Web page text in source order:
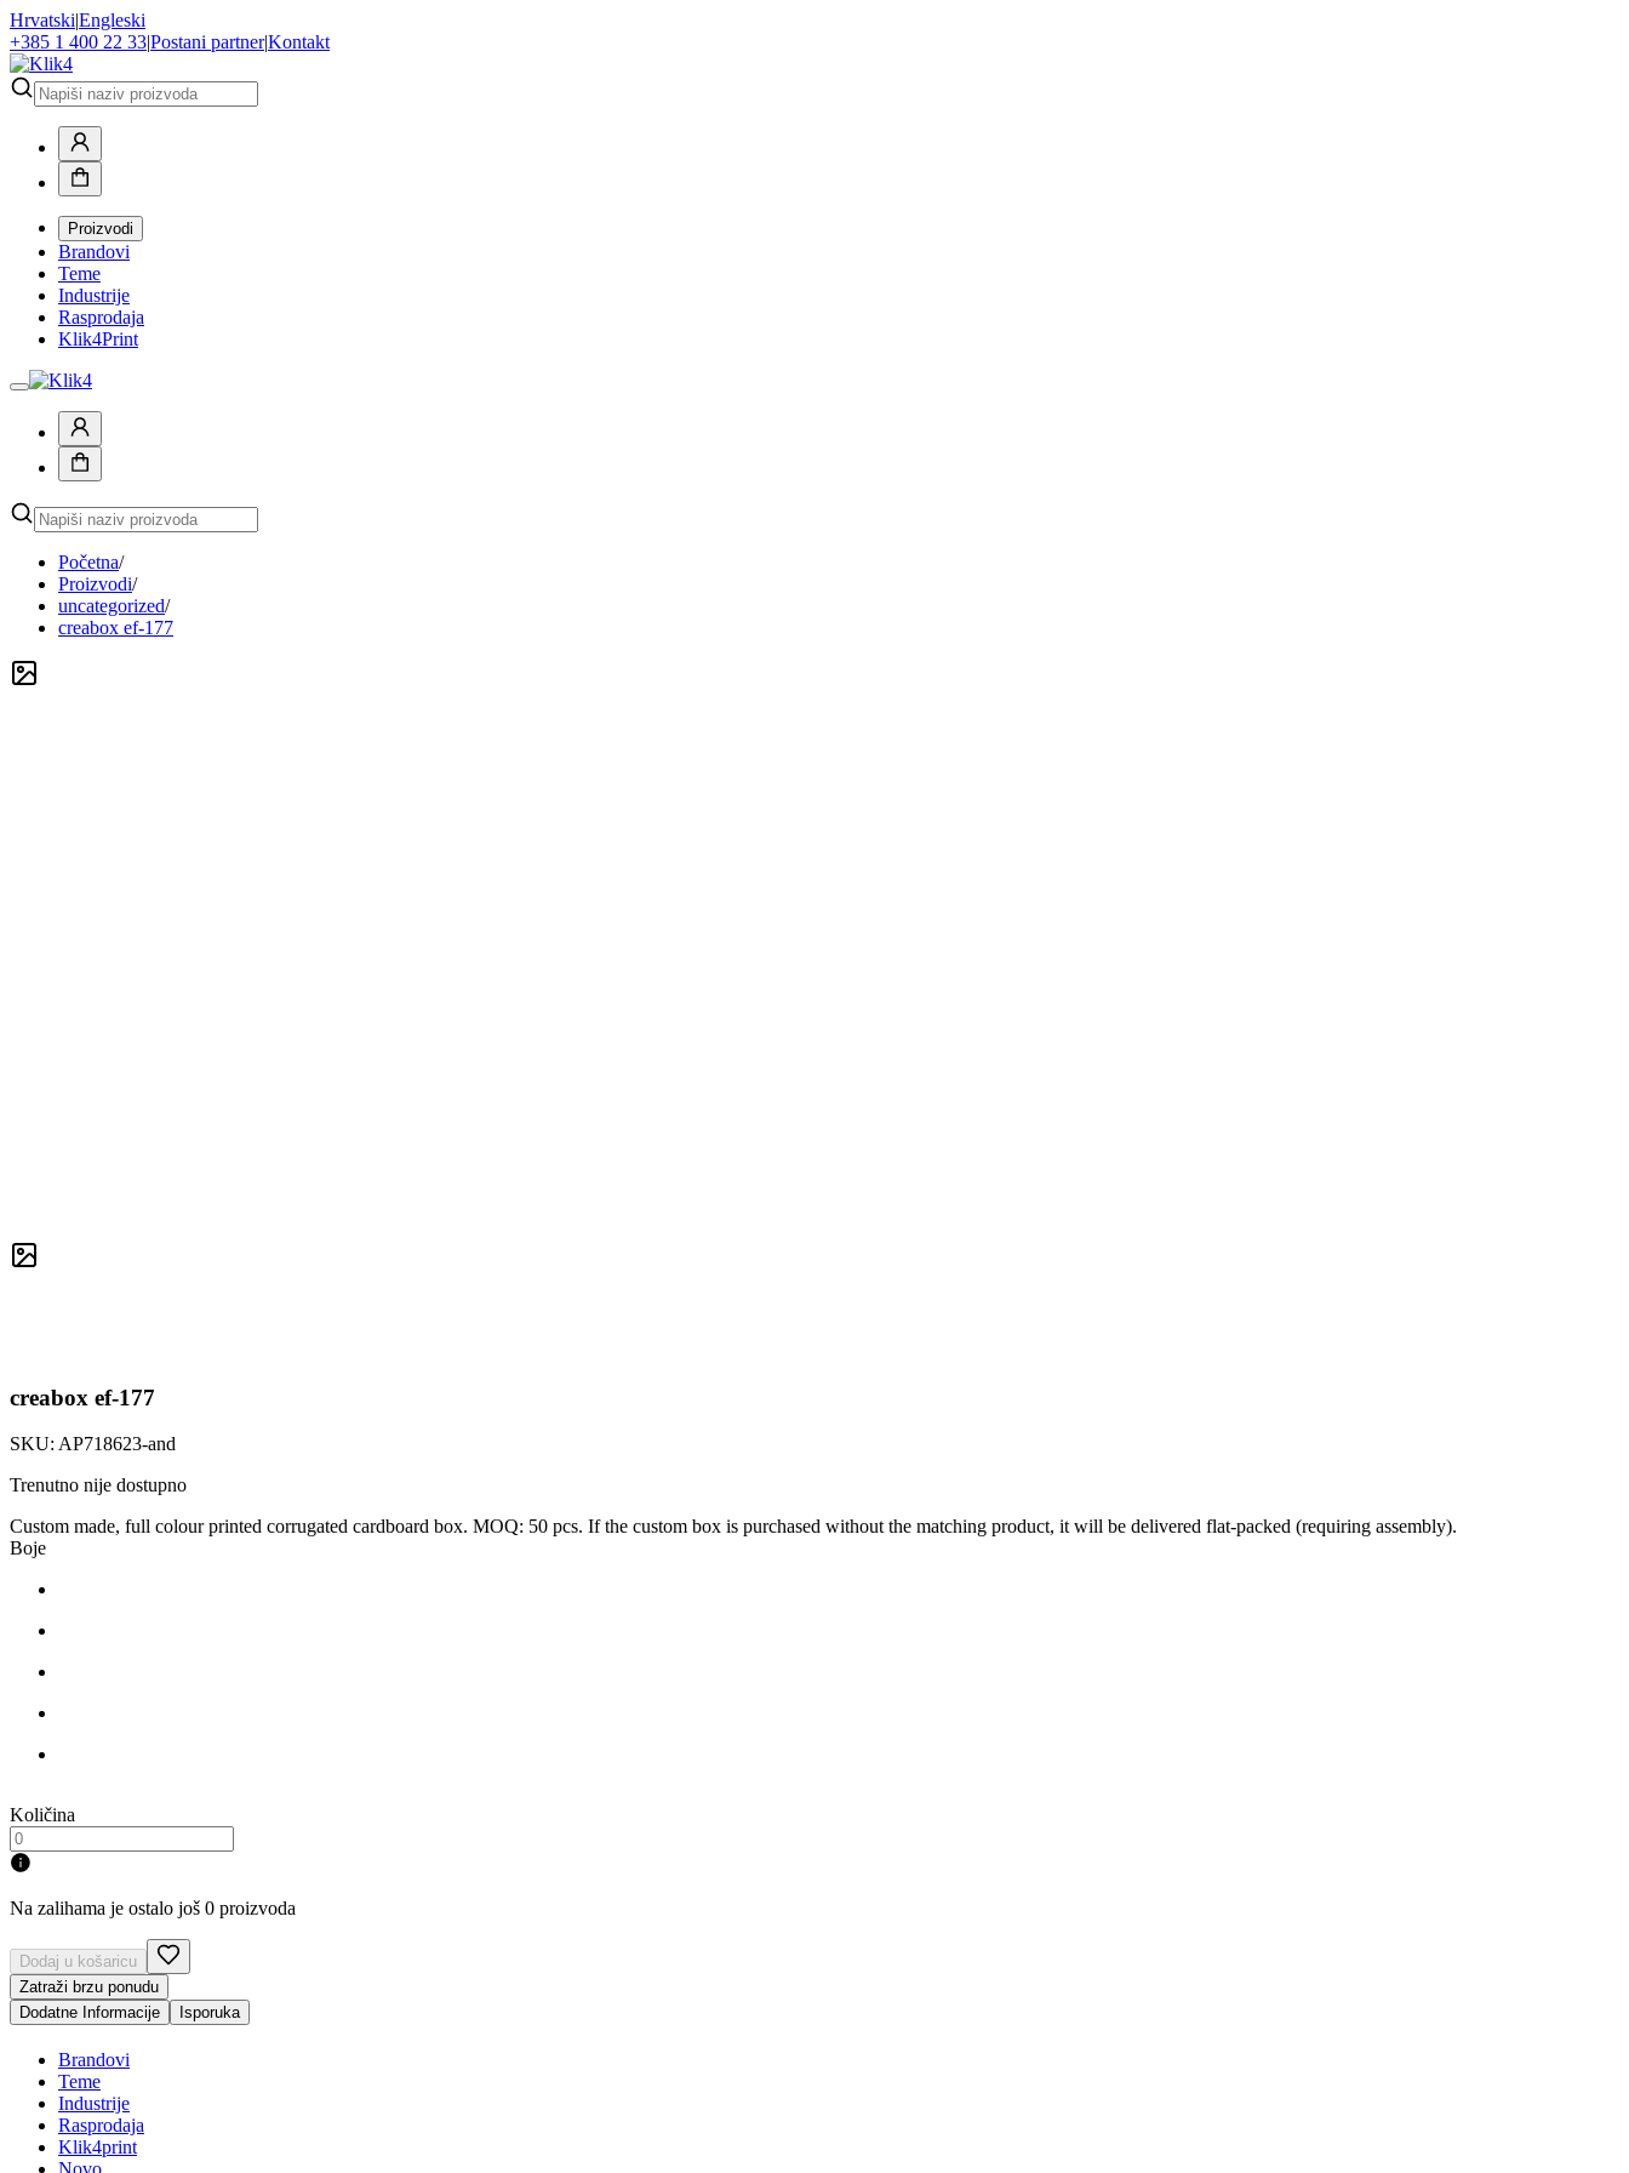
Hrvatski|Engleski
+385 1 400 22 33|Postani partner|Kontakt
Proizvodi
Brandovi
Teme
Industrije
Rasprodaja
Klik4Print
Početna/
Proizvodi/
uncategorized/
creabox ef-177
creabox ef-177
SKU: AP718623-and
Trenutno nije dostupno
Custom made, full colour printed corrugated cardboard box. MOQ: 50 pcs. If the custom box is purchased without the matching product, it will be delivered flat-packed (requiring assembly).
Boje
Količina
Na zalihama je ostalo još 0 proizvoda
Dodaj u košaricu
Zatraži brzu ponudu
Dodatne Informacije
Isporuka
Brandovi
Teme
Industrije
Rasprodaja
Klik4print